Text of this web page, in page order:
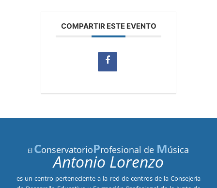
COMPARTIR ESTE EVENTO
El ConservatorioProfesional de Música
Antonio Lorenzo
es un centro perteneciente a la red de centros de la Consejería